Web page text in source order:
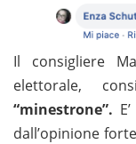
Il consigliere
elettorale,
“minestrone”.
dall’opinione